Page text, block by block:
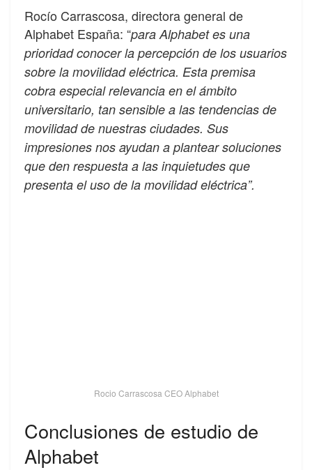
Rocío Carrascosa, directora general de
Alphabet España: “para Alphabet es una
prioridad conocer la percepción de los usuarios
sobre la movilidad eléctrica. Esta premisa
cobra especial relevancia en el ámbito
universitario, tan sensible a las tendencias de
movilidad de nuestras ciudades. Sus
impresiones nos ayudan a plantear soluciones
que den respuesta a las inquietudes que
presenta el uso de la movilidad eléctrica”.
Rocio Carrascosa CEO Alphabet
Conclusiones de estudio de
Alphabet